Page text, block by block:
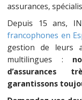
assurances,
Depuis 15 ans,
francophones en
gestion de leurs
multilingues :
garantissons